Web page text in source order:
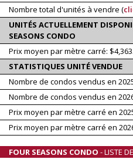
Nombre total d'unités à vendre (
UNITÉS ACTUELLEMENT
SEASONS CONDO
Prix moyen par mètre carré:
STATISTIQUES UNITÉ VENDUE
Nombre de condos vendus en
Nombre de condos vendus en
Prix moyen par mètre carré en
Prix moyen par mètre carré en
FOUR SEASONS CONDO - LISTE